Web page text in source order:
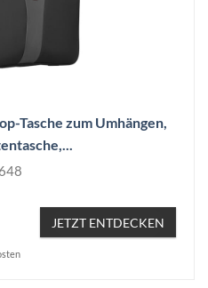
Tasche zum Umhängen,
JETZT ENTDECKEN